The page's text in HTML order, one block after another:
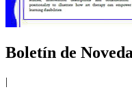
Boletín de
|